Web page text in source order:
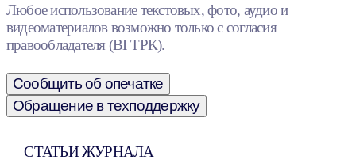
Любое использование текстовых, фото, аудио и
видеоматериалов возможно только с согласия
правообладателя (ВГТРК).
Сообщить об опечатке
Обращение в техподдержку
СТАТЬИ ЖУРНАЛА